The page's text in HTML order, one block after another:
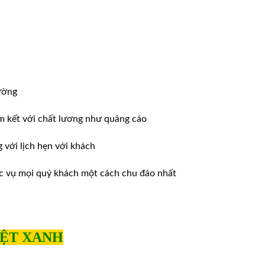
kết với chất lương như quảng cáo
với lịch hẹn với khách
vụ mọi quý khách một cách chu đáo nhất
XANH